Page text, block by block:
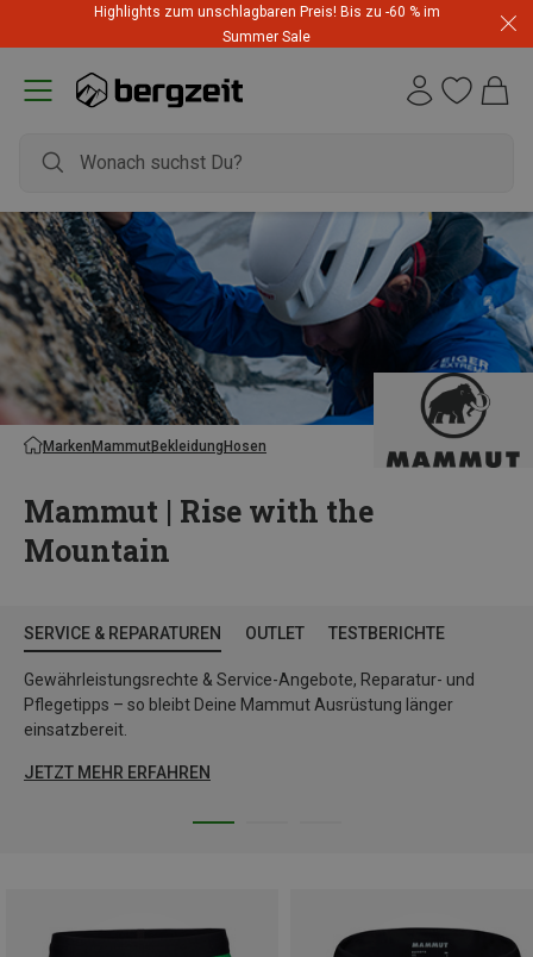
Highlights zum unschlagbaren Preis! Bis zu -60 % im
Summer Sale
MarkenMammutBekleidungHosen
Mammut | Rise with the
Mountain
SERVICE & REPARATUREN OUTLET TESTBERICHTE
Gewährleistungsrechte & Service-Angebote, Reparatur- und
Pflegetipps – so bleibt Deine Mammut Ausrüstung länger
einsatzbereit.
JETZT MEHR ERFAHREN